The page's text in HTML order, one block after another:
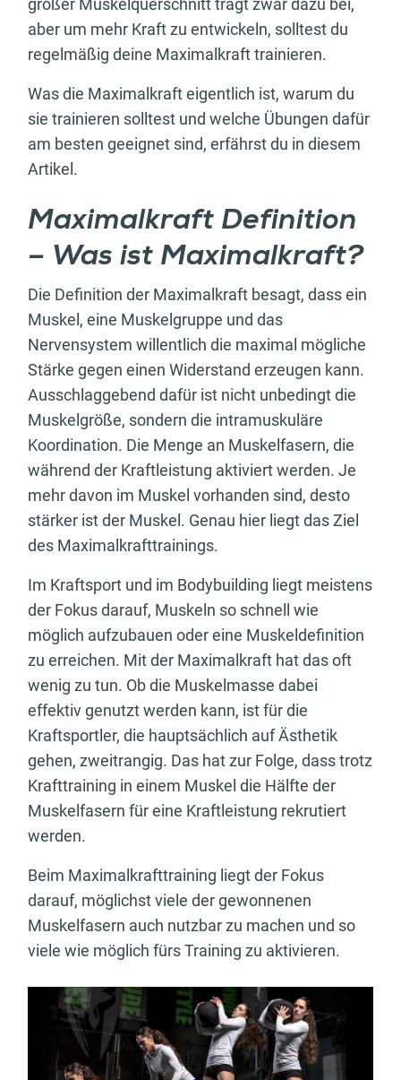
großer Muskelquerschnitt trägt zwar dazu bei,
aber um mehr Kraft zu entwickeln, solltest du
regelmäßig deine Maximalkraft trainieren.
Was die Maximalkraft eigentlich ist, warum du
sie trainieren solltest und welche Übungen dafür
am besten geeignet sind, erfährst du in diesem
Artikel.
Maximalkraft Definition
– Was ist Maximalkraft?
Die Definition der Maximalkraft besagt, dass ein
Muskel, eine Muskelgruppe und das
Nervensystem willentlich die maximal mögliche
Stärke gegen einen Widerstand erzeugen kann.
Ausschlaggebend dafür ist nicht unbedingt die
Muskelgröße, sondern die intramuskuläre
Koordination. Die Menge an Muskelfasern, die
während der Kraftleistung aktiviert werden. Je
mehr davon im Muskel vorhanden sind, desto
stärker ist der Muskel. Genau hier liegt das Ziel
des Maximalkrafttrainings.
Im Kraftsport und im Bodybuilding liegt meistens
der Fokus darauf, Muskeln so schnell wie
möglich aufzubauen oder eine Muskeldefinition
zu erreichen. Mit der Maximalkraft hat das oft
wenig zu tun. Ob die Muskelmasse dabei
effektiv genutzt werden kann, ist für die
Kraftsportler, die hauptsächlich auf Ästhetik
gehen, zweitrangig. Das hat zur Folge, dass trotz
Krafttraining in einem Muskel die Hälfte der
Muskelfasern für eine Kraftleistung rekrutiert
werden.
Beim Maximalkrafttraining liegt der Fokus
darauf, möglichst viele der gewonnenen
Muskelfasern auch nutzbar zu machen und so
viele wie möglich fürs Training zu aktivieren.